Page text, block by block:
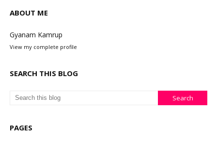
ABOUT ME
Gyanam Kamrup
View my complete profile
SEARCH THIS BLOG
PAGES